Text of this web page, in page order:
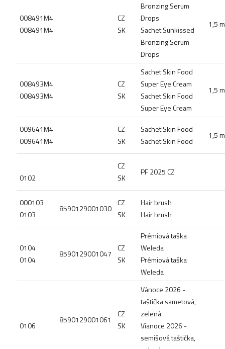
008491M4
008491M4
CZ
SK
Bronzing Serum
Drops
Sachet Sunkissed
Bronzing Serum
Drops
1,5
008493M4
008493M4
CZ
SK
Sachet Skin Food
Super Eye Cream
Sachet Skin Food
Super Eye Cream
1,5
009641M4
009641M4
CZ
SK
Sachet Skin Food
Sachet Skin Food
1,5
0102
CZ
SK
PF 2025 CZ
000103
0103
8590129001030
CZ
SK
Hair brush
Hair brush
0104
0104
8590129001047
CZ
SK
Prémiová taška
Weleda
Prémiová taška
Weleda
0106
8590129001061
CZ
SK
Vánoce 2026 -
taštička sametová,
zelená
Vianoce 2026 -
semišová taštička,